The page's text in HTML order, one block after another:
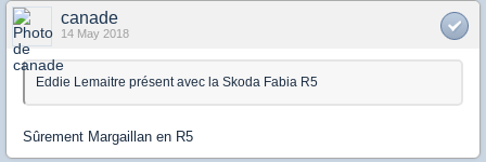
canade
14 May 2018
Eddie Lemaitre présent avec la Skoda Fabia R5
Sûrement Margaillan en R5